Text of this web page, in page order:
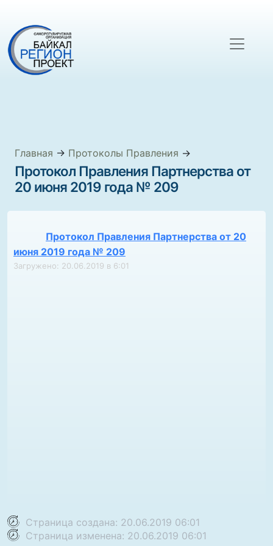
Главная → Протоколы Правления →
Протокол Правления Партнерства от
20 июня 2019 года № 209
Протокол Правления Партнерства от 20
июня 2019 года № 209
Загружено: 20.06.2019 в 6:01
Страница создана: 20.06.2019 06:01
Страница изменена: 20.06.2019 06:01